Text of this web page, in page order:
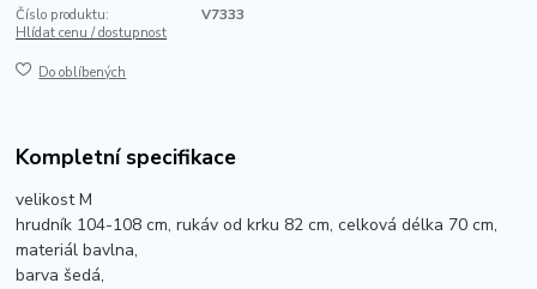
Číslo produktu:
V7333
Hlídat cenu / dostupnost
Do oblíbených
Kompletní specifikace
velikost M
hrudník 104-108 cm, rukáv od krku 82 cm, celková délka 70 cm,
materiál bavlna,
barva šedá,